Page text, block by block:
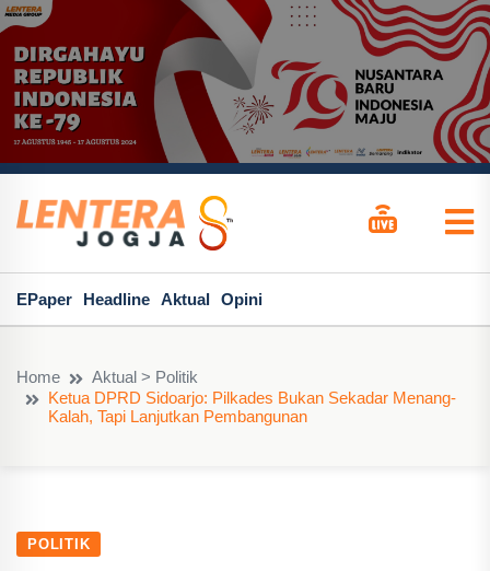
EPaper Headline Aktual Opini
Home
Aktual > Politik
Ketua DPRD Sidoarjo: Pilkades Bukan Sekadar Menang-
Kalah, Tapi Lanjutkan Pembangunan
POLITIK